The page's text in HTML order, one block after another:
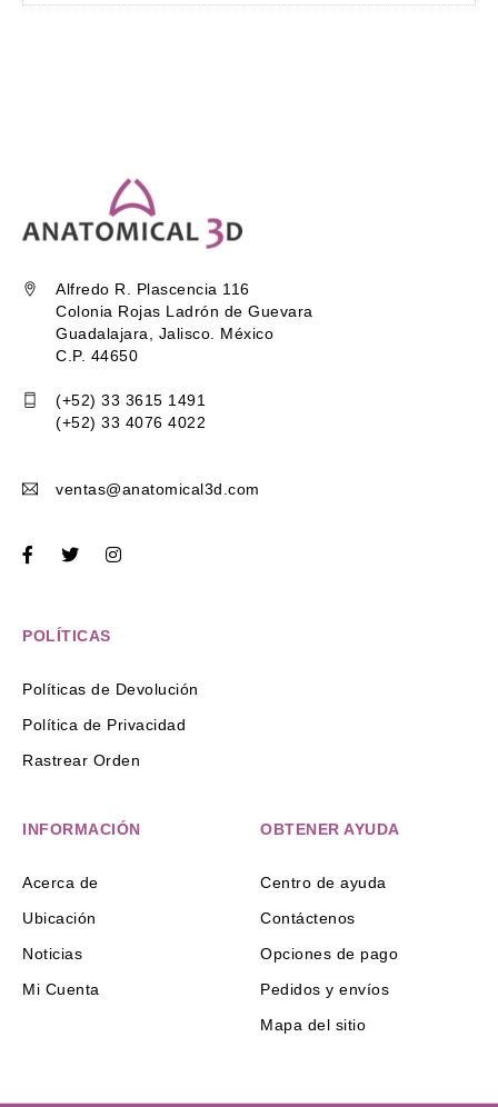
Alfredo R. Plascencia 116
Colonia Rojas Ladrón de Guevara
Guadalajara, Jalisco. México
C.P. 44650
(+52) 33 3615 1491
(+52) 33 4076 4022
ventas@anatomical3d.com
POLÍTICAS
Políticas de Devolución
Política de Privacidad
Rastrear Orden
INFORMACIÓN
Acerca de
Ubicación
Noticias
Mi Cuenta
OBTENER AYUDA
Centro de ayuda
Contáctenos
Opciones de pago
Pedidos y envíos
Mapa del sitio